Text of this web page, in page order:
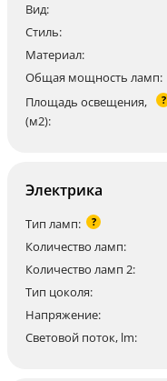
Вид:
Стиль:
Материал:
Общая мощность ламп:
Площадь освещения,
(м2):
?
Электрика
Тип ламп: ?
Количество ламп:
Количество ламп 2:
Тип цоколя:
Напряжение:
Световой поток, lm: